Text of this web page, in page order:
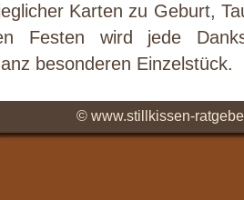
Karten zu Geburt,
Festen wird jede
besonderen Einzelstück.
© www.stillkissen-